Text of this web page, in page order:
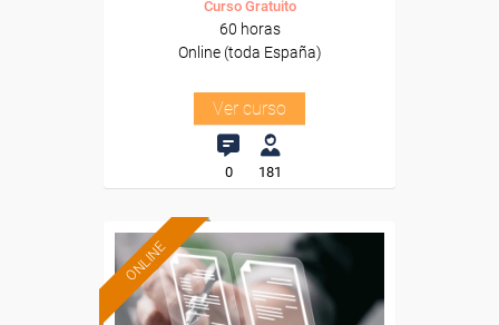
Curso Gratuito
60 horas
Online (toda España)
Ver curso
0 181
ONLINE
Formación 100%
subvencionada.